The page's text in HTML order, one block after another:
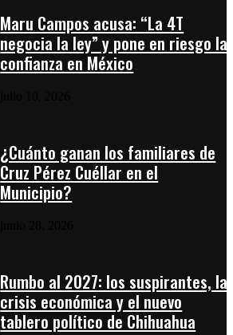
Maru Campos acusa: “La 4T
negocia la ley” y pone en riesgo la
confianza en México
¿Cuánto ganan los familiares de
Cruz Pérez Cuéllar en el
Municipio?
Rumbo al 2027: los suspirantes, la
crisis económica y el nuevo
tablero político de Chihuahua